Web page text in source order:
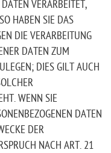
VERARBEITET,
HABEN SIE DAS
DIE VERARBEITUNG
DATEN ZUM
DIES GILT AUCH
WENN SIE
DATEN
DER
NACH ART. 21